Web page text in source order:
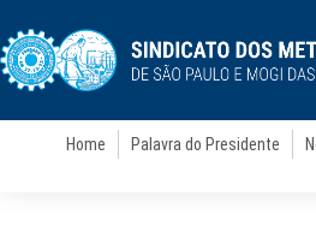
Home Palavra do Presidente